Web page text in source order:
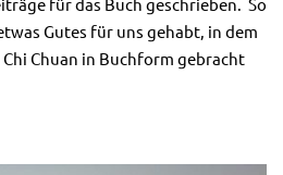
Gutes für uns gehabt, in dem
Chuan in Buchform gebracht